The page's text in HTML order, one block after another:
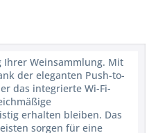
Weinsammlung. Mit
der eleganten Push-to-
das integrierte Wi-Fi-
erhalten bleiben. Das
sorgen für eine